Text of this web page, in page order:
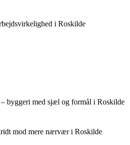
i Roskilde
byggeri med sjæl og formål i Roskilde
mod mere nærvær i Roskilde